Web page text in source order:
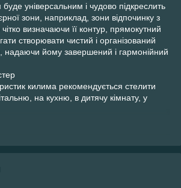
універсальним і чудово підкреслить
зони, наприклад, зони відпочинку з
визначаючи її контур, прямокутний
створювати чистий і організований
надаючи йому завершений і гармонійний
килима рекомендується стелити
на кухню, в дитячу кімнату, у